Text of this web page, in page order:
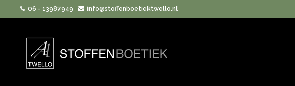
06 - 13987949 info@stoffenboetiektwello.nl